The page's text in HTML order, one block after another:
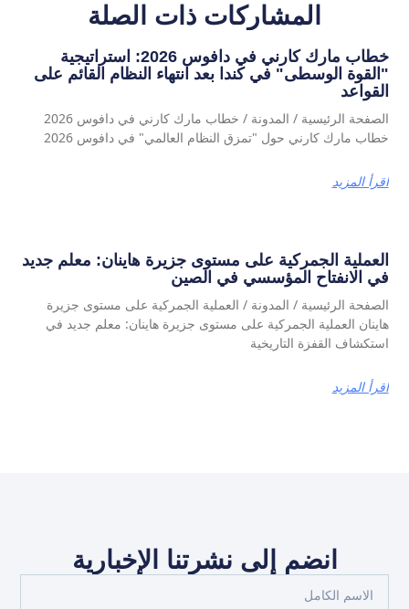
المشاركات ذات الصلة
خطاب مارك كارني في دافوس 2026: استراتيجية
"القوة الوسطى" في كندا بعد انتهاء النظام القائم على
القواعد
الصفحة الرئيسية / المدونة / خطاب مارك كارني في دافوس 2026
خطاب مارك كارني حول "تمزق النظام العالمي" في دافوس 2026
اقرأ المزيد
العملية الجمركية على مستوى جزيرة هاينان: معلم جديد
في الانفتاح المؤسسي في الصين
الصفحة الرئيسية / المدونة / العملية الجمركية على مستوى جزيرة
هاينان العملية الجمركية على مستوى جزيرة هاينان: معلم جديد في
استكشاف القفزة التاريخية
اقرأ المزيد
انضم إلى نشرتنا الإخبارية